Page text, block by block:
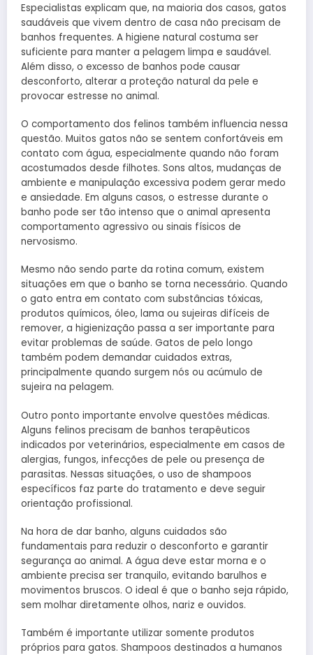
Especialistas explicam que, na maioria dos casos, gatos
saudáveis que vivem dentro de casa não precisam de
banhos frequentes. A higiene natural costuma ser
suficiente para manter a pelagem limpa e saudável.
Além disso, o excesso de banhos pode causar
desconforto, alterar a proteção natural da pele e
provocar estresse no animal.
O comportamento dos felinos também influencia nessa
questão. Muitos gatos não se sentem confortáveis em
contato com água, especialmente quando não foram
acostumados desde filhotes. Sons altos, mudanças de
ambiente e manipulação excessiva podem gerar medo
e ansiedade. Em alguns casos, o estresse durante o
banho pode ser tão intenso que o animal apresenta
comportamento agressivo ou sinais físicos de
nervosismo.
Mesmo não sendo parte da rotina comum, existem
situações em que o banho se torna necessário. Quando
o gato entra em contato com substâncias tóxicas,
produtos químicos, óleo, lama ou sujeiras difíceis de
remover, a higienização passa a ser importante para
evitar problemas de saúde. Gatos de pelo longo
também podem demandar cuidados extras,
principalmente quando surgem nós ou acúmulo de
sujeira na pelagem.
Outro ponto importante envolve questões médicas.
Alguns felinos precisam de banhos terapêuticos
indicados por veterinários, especialmente em casos de
alergias, fungos, infecções de pele ou presença de
parasitas. Nessas situações, o uso de shampoos
específicos faz parte do tratamento e deve seguir
orientação profissional.
Na hora de dar banho, alguns cuidados são
fundamentais para reduzir o desconforto e garantir
segurança ao animal. A água deve estar morna e o
ambiente precisa ser tranquilo, evitando barulhos e
movimentos bruscos. O ideal é que o banho seja rápido,
sem molhar diretamente olhos, nariz e ouvidos.
Também é importante utilizar somente produtos
próprios para gatos. Shampoos destinados a humanos